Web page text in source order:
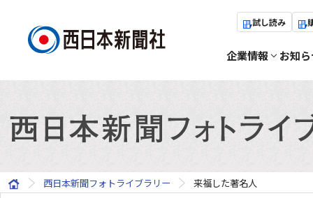
試し読み
企業情報 お知
西日本新聞フォトライブラリー 来福した著名人